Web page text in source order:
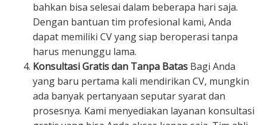
bahkan bisa selesai dalam beberapa hari saja.
Dengan bantuan tim profesional kami, Anda
dapat memiliki CV yang siap beroperasi tanpa
harus menunggu lama.
Konsultasi Gratis dan Tanpa Batas Bagi Anda
yang baru pertama kali mendirikan CV, mungkin
ada banyak pertanyaan seputar syarat dan
prosesnya. Kami menyediakan layanan konsultasi